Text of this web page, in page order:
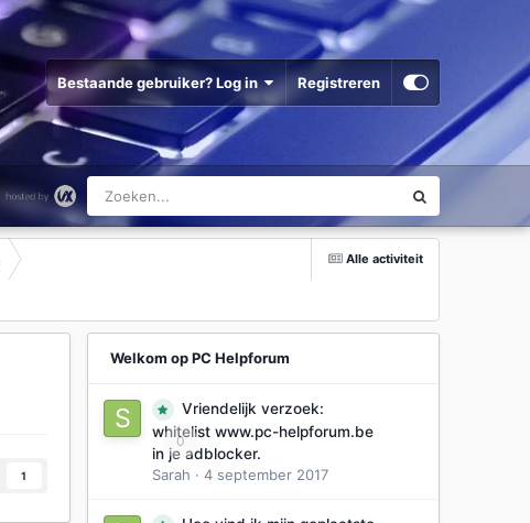
Bestaande gebruiker? Log in Registreren
Alle activiteit
1
Welkom op PC Helpforum
0
Vriendelijk verzoek:
whitelist www.pc-helpforum.be
in je adblocker.
Sarah · 4 september 2017